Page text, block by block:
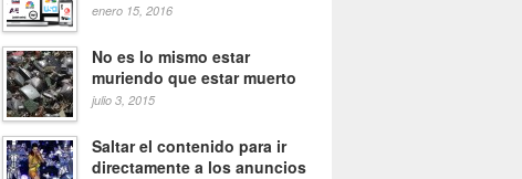
enero 15, 2016
No es lo mismo estar
muriendo que estar muerto
julio 3, 2015
Saltar el contenido para ir
directamente a los anuncios